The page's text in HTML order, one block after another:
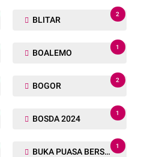
BLITAR
2
BOALEMO
1
BOGOR
2
BOSDA 2024
1
BUKA PUASA BERSAMA
1